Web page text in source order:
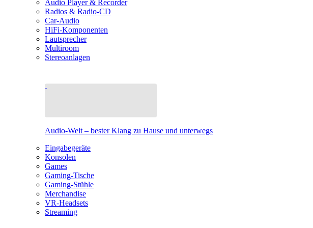
Audio Player & Recorder
Radios & Radio-CD
Car-Audio
HiFi-Komponenten
Lautsprecher
Multiroom
Stereoanlagen
Audio-Welt – bester Klang zu Hause und unterwegs
Eingabegeräte
Konsolen
Games
Gaming-Tische
Gaming-Stühle
Merchandise
VR-Headsets
Streaming